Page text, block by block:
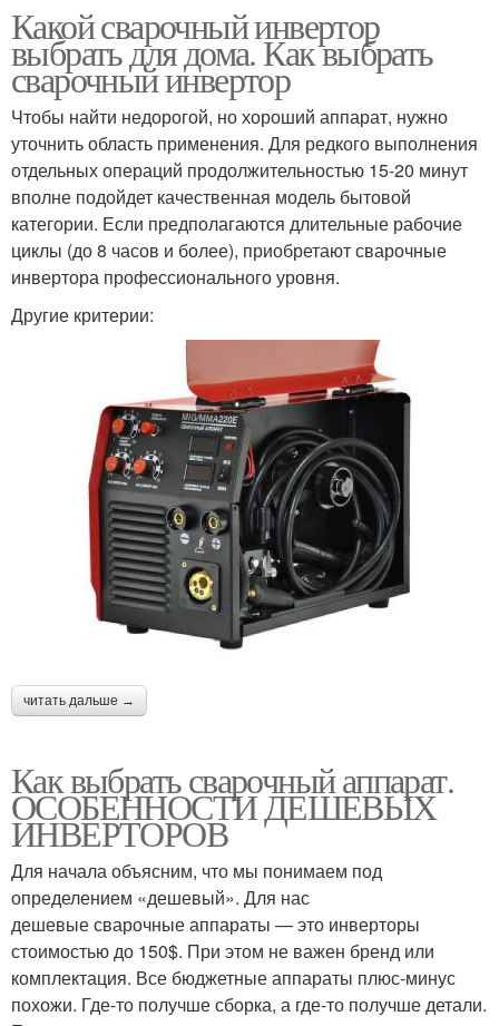
Какой сварочный инвертор
выбрать для дома. Как выбрать
сварочный инвертор
Чтобы найти недорогой, но хороший аппарат, нужно
уточнить область применения. Для редкого выполнения
отдельных операций продолжительностью 15-20 минут
вполне подойдет качественная модель бытовой
категории. Если предполагаются длительные рабочие
циклы (до 8 часов и более), приобретают сварочные
инвертора профессионального уровня.
Другие критерии:
читать дальше →
Как выбрать сварочный аппарат.
ОСОБЕННОСТИ ДЕШЕВЫХ
ИНВЕРТОРОВ
Для начала объясним, что мы понимаем под
определением «дешевый». Для нас
дешевые сварочные аппараты — это инверторы
стоимостью до 150$. При этом не важен бренд или
комплектация. Все бюджетные аппараты плюс-минус
похожи. Где-то получше сборка, а где-то получше детали.